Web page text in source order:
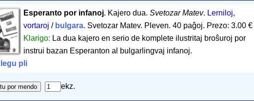
Esperanto por infanoj. Kajero dua. Svetozar Matev. Lerniloj,
vortaroj / bulgara. Svetozar Matev. Pleven. 40 paĝoj. Prezo: 3.00 €
Klarigo: La dua kajero en serio de komplete ilustritaj broŝuroj por
instrui bazan Esperanton al bulgarlingvaj infanoj.
legu pli
ekz.